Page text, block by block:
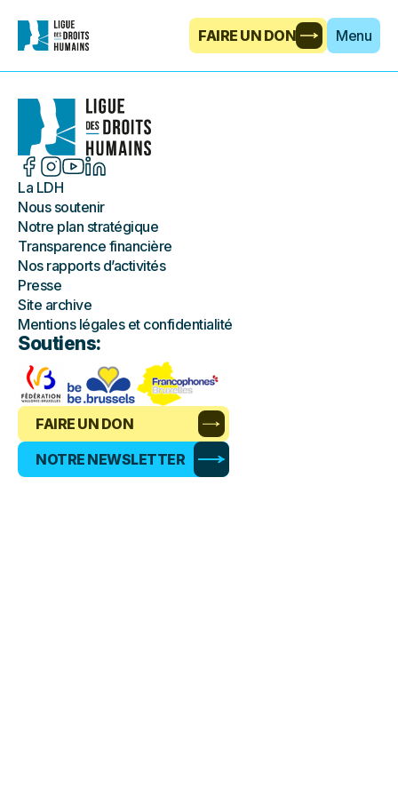
FAIRE UN DON Menu
La LDH
Nous soutenir
Notre plan stratégique
Transparence financière
Nos rapports d’activités
Presse
Site archive
Mentions légales et confidentialité
Soutiens:
FAIRE UN DON
NOTRE NEWSLETTER